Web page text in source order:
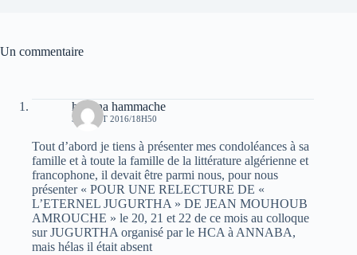
Un commentaire
hassina hammache
30 AOÛT 2016/18H50
Tout d’abord je tiens à présenter mes condoléances à sa
famille et à toute la famille de la littérature algérienne et
francophone, il devait être parmi nous, pour nous
présenter « POUR UNE RELECTURE DE «
L’ETERNEL JUGURTHA » DE JEAN MOUHOUB
AMROUCHE » le 20, 21 et 22 de ce mois au colloque
sur JUGURTHA organisé par le HCA à ANNABA,
mais hélas il était absent